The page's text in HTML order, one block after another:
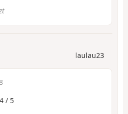
laulau23
4 / 5